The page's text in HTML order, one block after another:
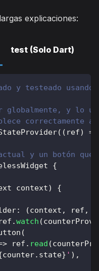
explicaciones:
test (Solo Dart)
y testeado
globalmente, y lo
correctamente
( ( ref) =
y un botón que
{
context)
{
: (context , ref ,
.watch (
(
> ref . read (
counter. state} ' ) ,